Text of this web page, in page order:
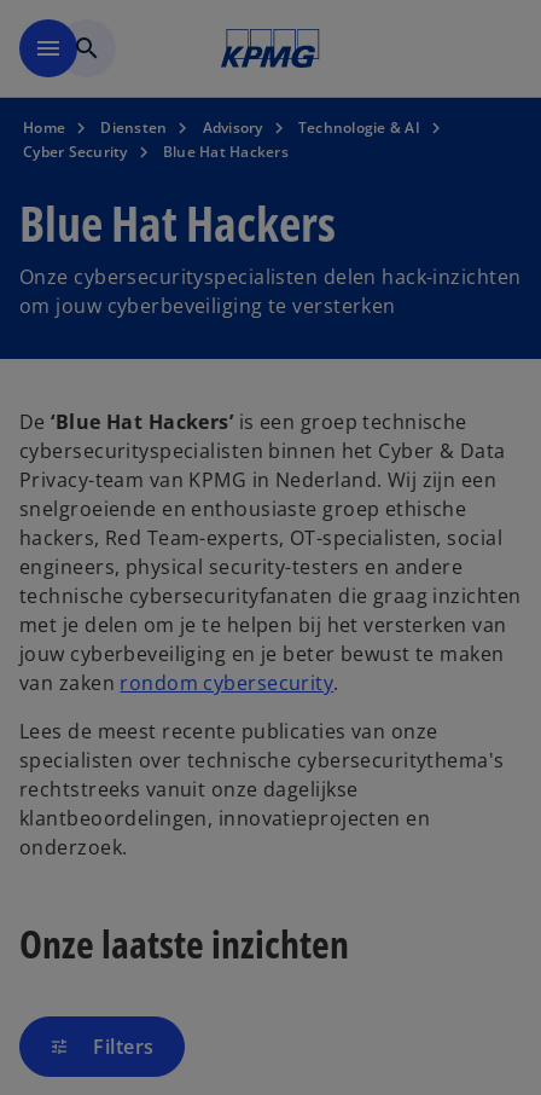
menu search
Home Diensten Advisory
Technologie & AI
Cyber Security
Blue Hat Hackers
Blue Hat Hackers
Onze cybersecurityspecialisten delen hack-inzichten
om jouw cyberbeveiliging te versterken
De‘Blue Hat Hackers’ is een groep technische
cybersecurityspecialisten binnen het Cyber & Data
Privacy-team van KPMG in Nederland. Wij zijn een
snelgroeiende en enthousiaste groep ethische
hackers, Red Team-experts, OT-specialisten, social
engineers, physical security-testers en andere
technische cybersecurityfanaten die graag inzichten
met je delen om je te helpen bij het versterken van
jouw cyberbeveiliging en je beter bewust te maken
van zaken rondom cybersecurity.
Lees de meest recente publicaties van onze
specialisten over technische cybersecuritythema's
rechtstreeks vanuit onze dagelijkse
klantbeoordelingen, innovatieprojecten en
onderzoek.
Onze laatste inzichten
tune Filters